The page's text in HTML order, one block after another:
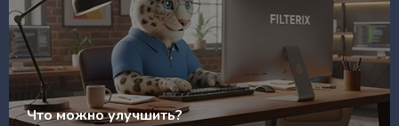
Что можно улучшить?